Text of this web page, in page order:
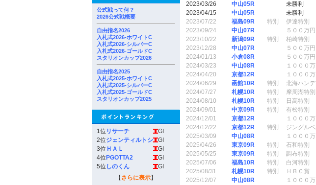
公式戦って何？
2026公式戦概要
自由指名2026
入札式2026-ホワイトC
入札式2026-シルバーC
入札式2026-ゴールドC
スタリオンカップ2026
自由指名2025
入札式2025-ホワイトC
入札式2025-シルバーC
入札式2025-ゴールドC
スタリオンカップ2025
1位 リサーチ
GI
2位ジェンティルトシ
GI
3位 ＨＡＬ
GI
4位 PGOTTA2
GI
5位 しのくん
GI
【 さらに表示】
2023/03/26
中山05R 未勝利
2023/04/15
中山05R 未勝利
2023/07/22
福島09R 特別 伊達特別
2023/09/24
中山07R ５００万
2023/10/22
新潟09R 特別 柏崎特別
2023/12/28
中山07R ５００万
2024/01/13
小倉08R ５００万
2024/03/23
中山08R １０００
2024/04/20
京都12R １０００
2024/06/29
函館10R 特別 北海ハン
2024/07/27
札幌10R 特別 摩周湖特別
2024/08/10
札幌10R 特別 日高特別
2024/09/01
中京09R 特別 有松特別
2024/12/01
京都12R １０００
2024/12/22
京都12R 特別 ジングル
2025/03/09
中山08R １０００
2025/04/26
東京09R 特別 石和特別
2025/05/25
東京09R 特別 調布特別
2025/07/06
福島10R 特別 白河特別
2025/08/31
札幌10R 特別 ＨＢＣ賞
2025/12/07
中山08R １０００